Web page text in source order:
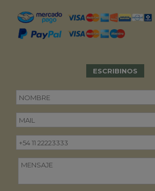
ESCRIBINOS